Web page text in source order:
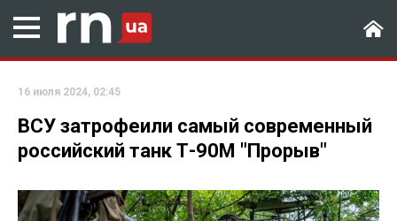
16 июля 2024, 02:45
ВСУ затрофеили самый современный
российский танк Т-90М "Прорыв"